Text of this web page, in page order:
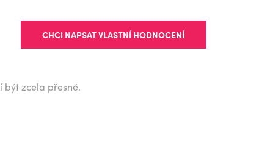
CHCI NAPSAT VLASTNÍ HODNOCENÍ
být zcela přesné.